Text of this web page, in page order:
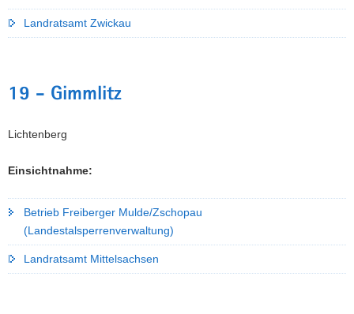
Landratsamt Zwickau
19 - Gimmlitz
Lichtenberg
Einsichtnahme:
Betrieb Freiberger Mulde/Zschopau
(Landestalsperrenverwaltung)
Landratsamt Mittelsachsen